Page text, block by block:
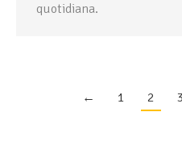
quotidiana.
← 1 2 3